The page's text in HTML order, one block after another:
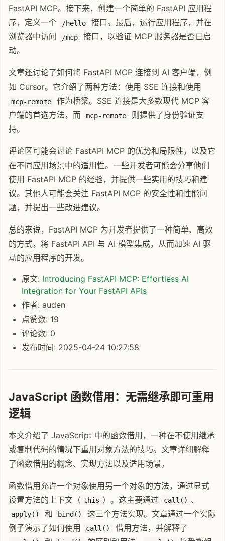
FastAPI MCP。接下来，创建一个简单的 FastAPI 应用程
序，定义一个
/hello
接口。最后，运行应用程序，并在
浏览器中访问
/mcp
接口，以验证 MCP 服务器是否已启
动。
文章还讨论了如何将 FastAPI MCP 连接到 AI 客户端，例
如 Cursor。它介绍了两种方法：使用 SSE 连接和使用
mcp-remote
作为桥梁。SSE 连接是大多数现代 MCP 客
户端的首选方法，而
mcp-remote
则提供了身份验证支
持。
评论区可能会讨论 FastAPI MCP 的优势和局限性，以及它
在不同应用场景中的适用性。一些开发者可能会分享他们
使用 FastAPI MCP 的经验，并提供一些实用的技巧和建
议。其他人可能会关注 FastAPI MCP 的安全性和性能问
题，并提出一些改进建议。
总的来说，FastAPI MCP 为开发者提供了一种简单、高效
的方式，将 FastAPI API 与 AI 模型集成，从而加速 AI 驱
动的应用程序的开发。
原文: Introducing FastAPI MCP: Effortless AI
Integration for Your FastAPI APIs
作者: auden
点赞数: 19
评论数: 0
发布时间: 2025-04-24 10:27:58
JavaScript 函数借用：无需继承即可重用
逻辑
本文介绍了 JavaScript 中的函数借用，一种在不使用继承
或复制代码的情况下重用对象方法的技巧。文章详细解释
了函数借用的概念、实现方法以及适用场景。
函数借用允许一个对象使用另一个对象的方法，通过显式
设置方法的上下文（ this ）。这主要通过 call() 、
apply() 和 bind()
这三个方法实现。文章通过一个实际
例子演示了如何使用
call() 借用方法，并解释了